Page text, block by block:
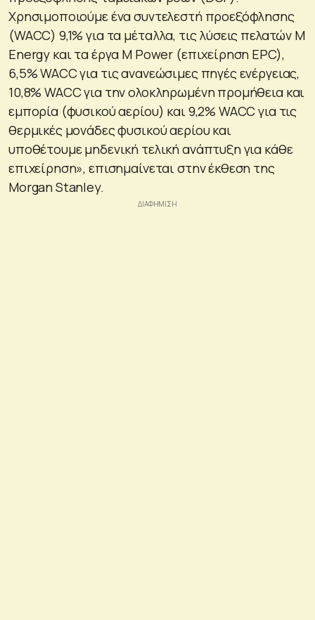
Χρησιμοποιούμε ένα συντελεστή προεξόφλησης
(WACC) 9,1% για τα μέταλλα, τις λύσεις πελατών M
Energy και τα έργα M Power (επιχείρηση EPC),
6,5% WACC για τις ανανεώσιμες πηγές ενέργειας,
10,8% WACC για την ολοκληρωμένη προμήθεια και
εμπορία (φυσικού αερίου) και 9,2% WACC για τις
θερμικές μονάδες φυσικού αερίου και
υποθέτουμε μηδενική τελική ανάπτυξη για κάθε
επιχείρηση», επισημαίνεται στην έκθεση της
Morgan Stanley.